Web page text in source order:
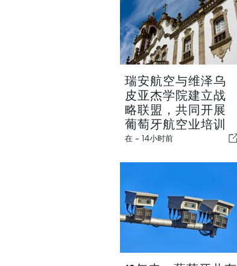
瑞安航空与维泽乌
皮亚杰学院建立战
略联盟，共同开展
葡萄牙航空业培训
在 -14小时前